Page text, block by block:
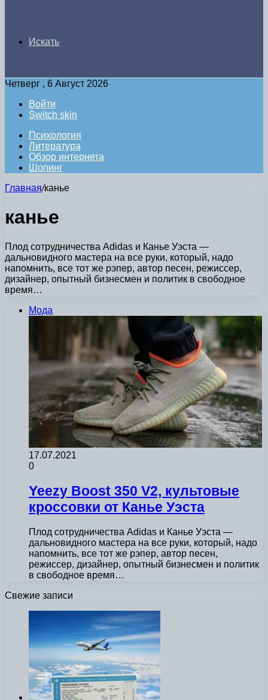
Искать
Четверг , 6 Август 2026
Войти
Switch skin
Психология
Литература
Обзор интернета
Шопинг
Главная/канье
канье
Плод сотрудничества Adidas и Канье Уэста —
дальновидного мастера на все руки, который, надо
напомнить, все тот же рэпер, автор песен, режиссер,
дизайнер, опытный бизнесмен и политик в свободное
время…
Мода
17.07.2021
0
Yeezy Boost 350 V2, культовые
кроссовки от Канье Уэста
Плод сотрудничества Adidas и Канье Уэста —
дальновидного мастера на все руки, который, надо
напомнить, все тот же рэпер, автор песен,
режиссер, дизайнер, опытный бизнесмен и политик
в свободное время…
Свежие записи